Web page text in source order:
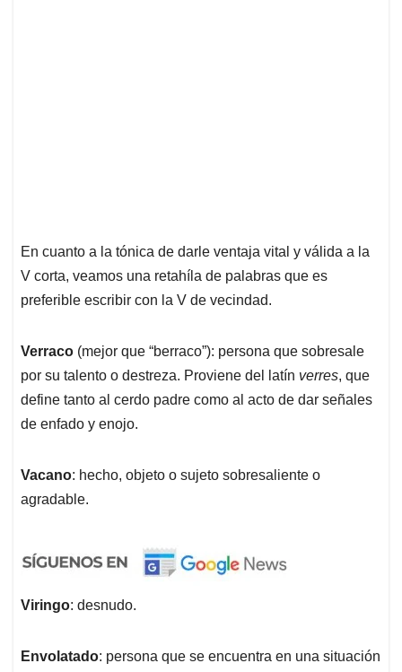
En cuanto a la tónica de darle ventaja vital y válida a la
V corta, veamos una retahíla de palabras que es
preferible escribir con la V de vecindad.
Verraco (mejor que “berraco”): persona que sobresale
por su talento o destreza. Proviene del latín verres, que
define tanto al cerdo padre como al acto de dar señales
de enfado y enojo.
Vacano: hecho, objeto o sujeto sobresaliente o
agradable.
Viringo: desnudo.
Envolatado: persona que se encuentra en una situación